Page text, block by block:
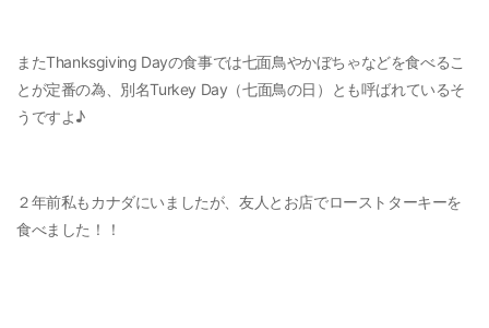
またThanksgiving Dayの食事では七面鳥やかぼちゃなどを食べるこ
とが定番の為、別名Turkey Day（七面鳥の日）とも呼ばれているそ
うですよ♪
２年前私もカナダにいましたが、友人とお店でローストターキーを
食べました！！